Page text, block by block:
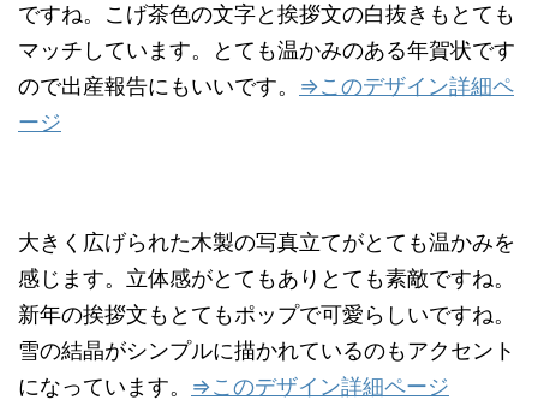
ですね。こげ茶色の文字と挨拶文の白抜きもとても
マッチしています。とても温かみのある年賀状です
ので出産報告にもいいです。 ⇒このデザイン詳細ペ
ージ
大きく広げられた木製の写真立てがとても温かみを
感じます。立体感がとてもありとても素敵ですね。
新年の挨拶文もとてもポップで可愛らしいですね。
雪の結晶がシンプルに描かれているのもアクセント
になっています。 ⇒このデザイン詳細ページ